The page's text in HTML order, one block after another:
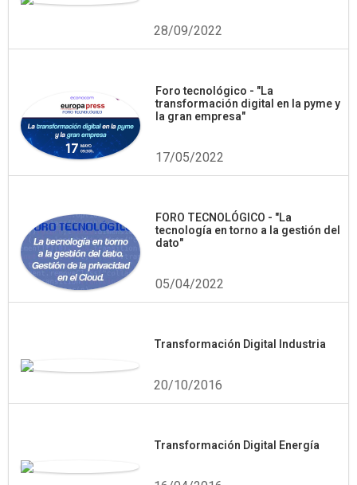
28/09/2022
Foro tecnológico - "La
transformación digital en la pyme y
la gran empresa"
17/05/2022
FORO TECNOLÓGICO - "La
tecnología en torno a la gestión del
dato"
05/04/2022
Transformación Digital Industria
20/10/2016
Transformación Digital Energía